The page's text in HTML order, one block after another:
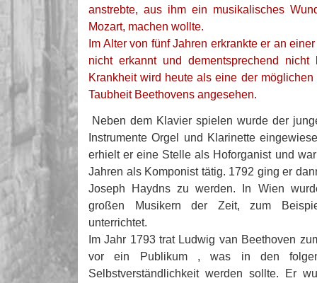
anstrebte, aus ihm ein musikalisches
Mozart, machen wollte.
Im Alter von fünf Jahren erkrankte er an
nicht erkannt und dementsprechend nicht
Krankheit wird heute als eine der
Taubheit Beethovens angesehen.
Neben dem Klavier spielen wurde der
Instrumente Orgel und Klarinette
erhielt er eine Stelle als Hoforganist und
Jahren als Komponist tätig. 1792 ging er
Joseph Haydns zu werden. In Wien
großen Musikern der Zeit, zum
unterrichtet.
Im Jahr 1793 trat Ludwig van Beethoven
vor ein Publikum , was in den
Selbstverständlichkeit werden sollte. Er